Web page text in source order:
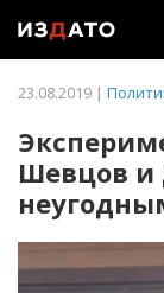
23.08.2019 |
Шевцов и